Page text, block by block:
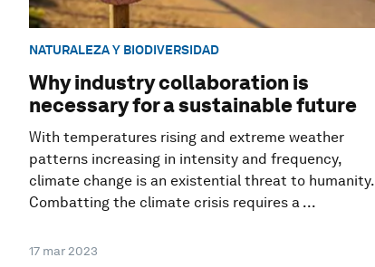
NATURALEZA Y BIODIVERSIDAD
Why industry collaboration is
necessary for a sustainable future
With temperatures rising and extreme weather
patterns increasing in intensity and frequency,
climate change is an existential threat to humanity.
Combatting the climate crisis requires a ...
17 mar 2023